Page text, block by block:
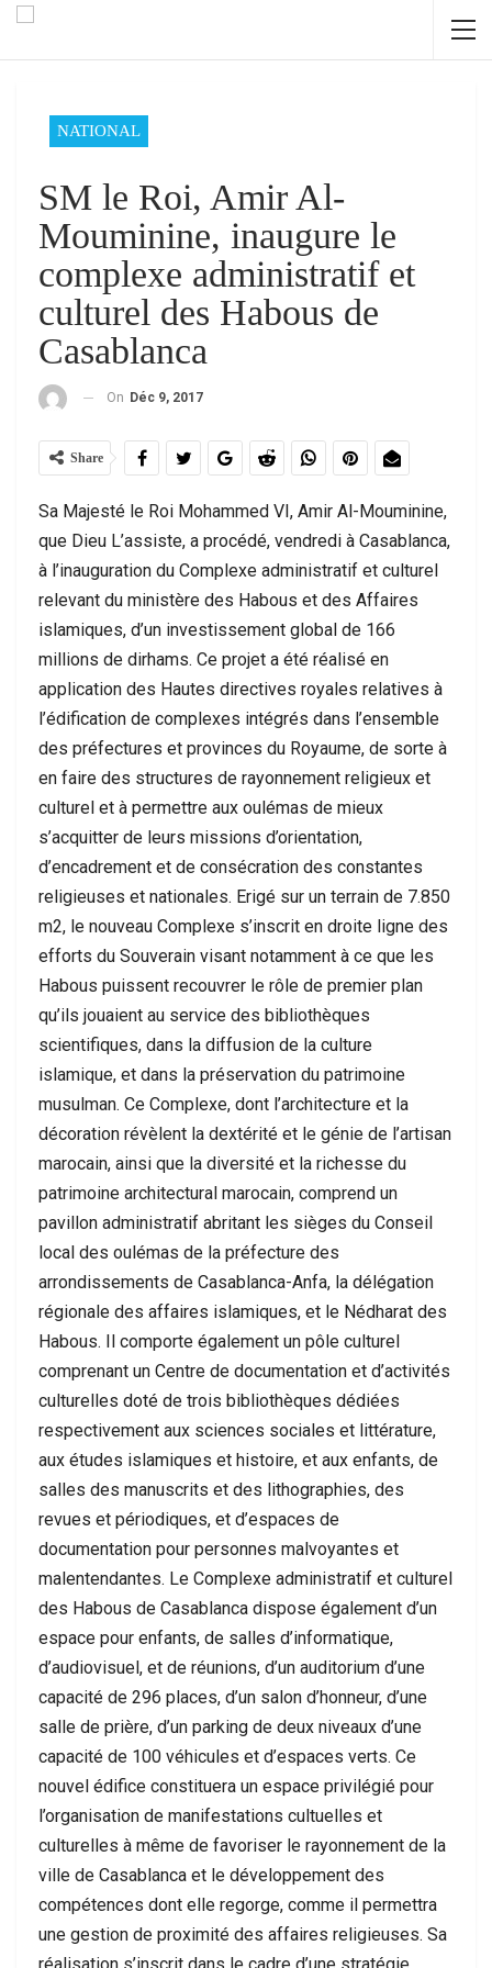
NATIONAL
SM le Roi, Amir Al-
Mouminine, inaugure le
complexe administratif et
culturel des Habous de
Casablanca
On Déc 9, 2017
Share
Sa Majesté le Roi Mohammed VI, Amir Al-Mouminine,
que Dieu L’assiste, a procédé, vendredi à Casablanca,
à l’inauguration du Complexe administratif et culturel
relevant du ministère des Habous et des Affaires
islamiques, d’un investissement global de 166
millions de dirhams. Ce projet a été réalisé en
application des Hautes directives royales relatives à
l’édification de complexes intégrés dans l’ensemble
des préfectures et provinces du Royaume, de sorte à
en faire des structures de rayonnement religieux et
culturel et à permettre aux oulémas de mieux
s’acquitter de leurs missions d’orientation,
d’encadrement et de consécration des constantes
religieuses et nationales. Erigé sur un terrain de 7.850
m2, le nouveau Complexe s’inscrit en droite ligne des
efforts du Souverain visant notamment à ce que les
Habous puissent recouvrer le rôle de premier plan
qu’ils jouaient au service des bibliothèques
scientifiques, dans la diffusion de la culture
islamique, et dans la préservation du patrimoine
musulman. Ce Complexe, dont l’architecture et la
décoration révèlent la dextérité et le génie de l’artisan
marocain, ainsi que la diversité et la richesse du
patrimoine architectural marocain, comprend un
pavillon administratif abritant les sièges du Conseil
local des oulémas de la préfecture des
arrondissements de Casablanca-Anfa, la délégation
régionale des affaires islamiques, et le Nédharat des
Habous. Il comporte également un pôle culturel
comprenant un Centre de documentation et d’activités
culturelles doté de trois bibliothèques dédiées
respectivement aux sciences sociales et littérature,
aux études islamiques et histoire, et aux enfants, de
salles des manuscrits et des lithographies, des
revues et périodiques, et d’espaces de
documentation pour personnes malvoyantes et
malentendantes. Le Complexe administratif et culturel
des Habous de Casablanca dispose également d’un
espace pour enfants, de salles d’informatique,
d’audiovisuel, et de réunions, d’un auditorium d’une
capacité de 296 places, d’un salon d’honneur, d’une
salle de prière, d’un parking de deux niveaux d’une
capacité de 100 véhicules et d’espaces verts. Ce
nouvel édifice constituera un espace privilégié pour
l’organisation de manifestations cultuelles et
culturelles à même de favoriser le rayonnement de la
ville de Casablanca et le développement des
compétences dont elle regorge, comme il permettra
une gestion de proximité des affaires religieuses. Sa